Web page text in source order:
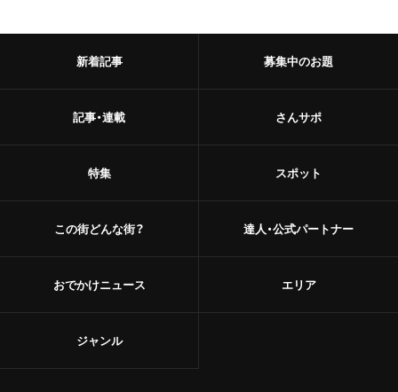
新着記事
記事・連載
特集
この街どんな街？
おでかけニュース
募集中のお題
さんサポ
スポット
達人・公式パートナー
エリア
ジャンル